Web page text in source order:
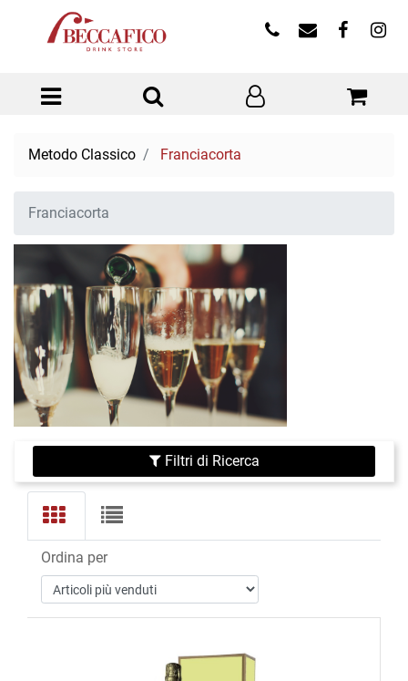
Open menu
Metodo Classico Franciacorta
Franciacorta
Filtri di Ricerca
Ordina per